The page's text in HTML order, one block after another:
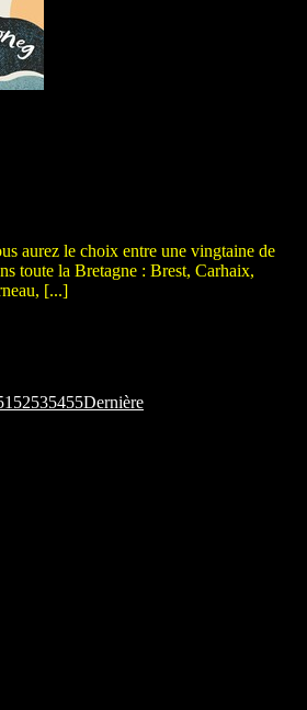
aurez le choix entre une vingtaine de
toute la Bretagne : Brest, Carhaix,
[...]
52535455Dernière